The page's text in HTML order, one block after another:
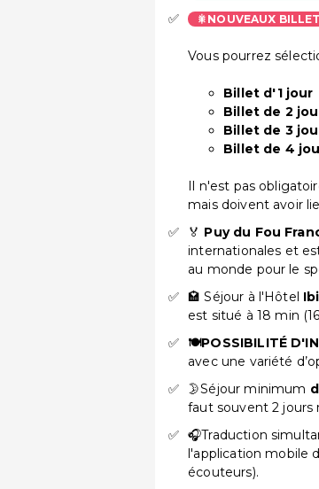
🎇NOUVEAUX
Vous pourrez
Billet d'1 jour
Billet de 2
Billet de 3
Billet de 4
Il n'est pas
mais doivent avoir
🏅 Puy du Fou
internationales et
au monde pour le
🏩 Séjour à l'Hôtel
est situé à 18 min
🍽️POSSIBILITÉ
avec une variété
🌛Séjour minimum
faut souvent 2 jours
🎧Traduction
l'application mobile
écouteurs).